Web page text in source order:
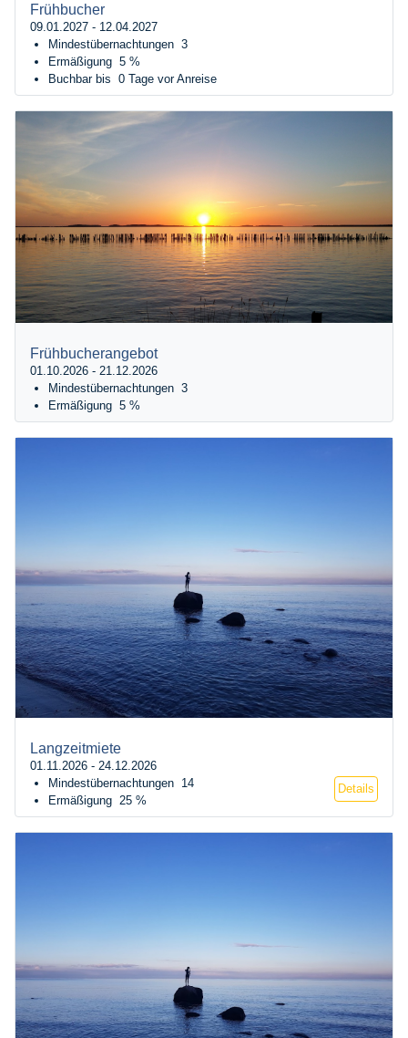
Frühbucher
09.01.2027 - 12.04.2027
Mindestübernachtungen 3
Ermäßigung 5 %
Buchbar bis 0 Tage vor Anreise
Frühbucherangebot
01.10.2026 - 21.12.2026
Mindestübernachtungen 3
Ermäßigung 5 %
Langzeitmiete
01.11.2026 - 24.12.2026
Mindestübernachtungen 14
Ermäßigung 25 %
Details